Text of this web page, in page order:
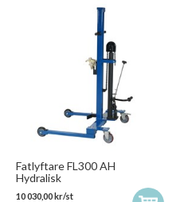
Fatlyftare FL300 AH
Hydralisk
10 030,00 kr/st